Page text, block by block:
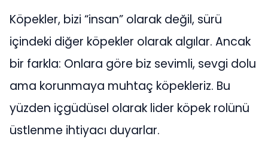
Köpekler, bizi “insan” olarak değil, sürü
içindeki diğer köpekler olarak algılar. Ancak
bir farkla: Onlara göre biz sevimli, sevgi dolu
ama korunmaya muhtaç köpekleriz. Bu
yüzden içgüdüsel olarak lider köpek rolünü
üstlenme ihtiyacı duyarlar.